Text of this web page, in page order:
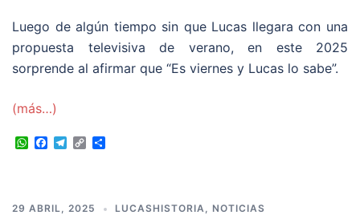
Luego de algún tiempo sin que Lucas llegara con una
propuesta televisiva de verano, en este 2025
sorprende al afirmar que “Es viernes y Lucas lo sabe”.
(más…)
WhatsApp
Facebook
Telegram
Copy
29 ABRIL, 2025 LUCASHISTORIA NOTICIAS